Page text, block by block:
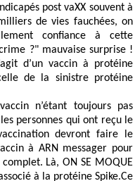
post vaXX souvent à
de vies fauchées, on
confiance à cette
?" mauvaise surprise !
d’un vaccin à protéine
de la sinistre protéine
n’étant toujours pas
personnes qui ont reçu le
devront faire le
à ARN messager pour
Là, ON SE MOQUE
à la protéine Spike.Ce